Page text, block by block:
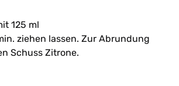
125 ml
ziehen lassen. Zur Abrundung
Schuss Zitrone.